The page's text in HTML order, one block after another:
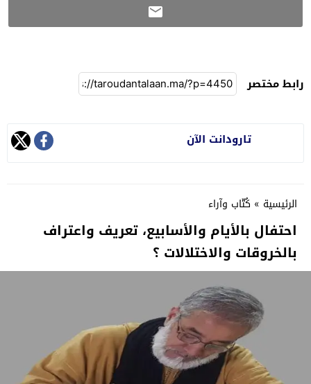
رابط مختصر
تارودانت الآن
الرئيسية » كُتّاب وآراء
احتفال بالأيام والأسابيع، تعريف واعتراف
بالخروقات والاختلالات ؟